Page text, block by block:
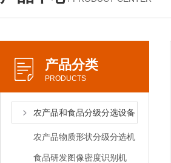
产品分类
PRODUCTS
农产品和食品分级分选设备
农产品物质形状分级分选机
食品研发图像密度识别机